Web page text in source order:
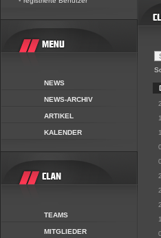
NEWS
NEWS-ARCHIV
ARTIKEL
KALENDER
TEAMS
MITGLIEDER